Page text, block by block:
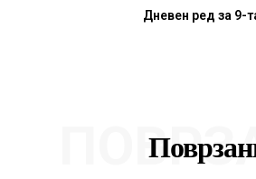
Дневен ред за 9-